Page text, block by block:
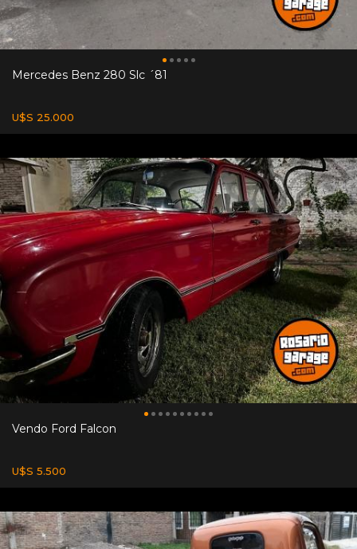
Mercedes Benz 280 Slc ´81
U$S 25.000
Vendo Ford Falcon
U$S 5.500